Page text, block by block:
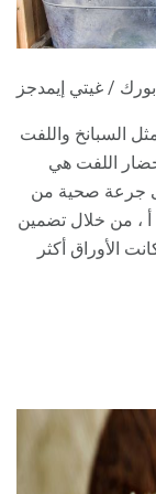
/ غيتي إيمدجز
السبانخ واللفت
اللفت هي
على جرعة صحية من
أ ، من خلال تضمين
الأوراق أكثر